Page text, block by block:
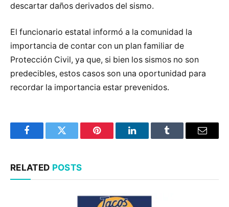
descartar daños derivados del sismo.
El funcionario estatal informó a la comunidad la
importancia de contar con un plan familiar de
Protección Civil, ya que, si bien los sismos no son
predecibles, estos casos son una oportunidad para
recordar la importancia estar prevenidos.
FacebookTwitter Pinterest LinkedInTumblr Email
RELATED POSTS